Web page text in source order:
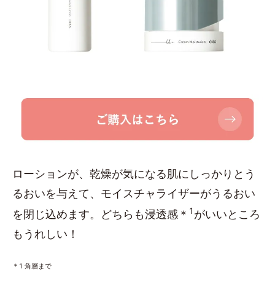
ローションが、乾燥が気になる肌にしっかりとう
るおいを与えて、モイスチャライザーがうるおい
を閉じ込めます。どちらも浸透感＊ 1 がいいところ
もうれしい！
＊1 角層まで